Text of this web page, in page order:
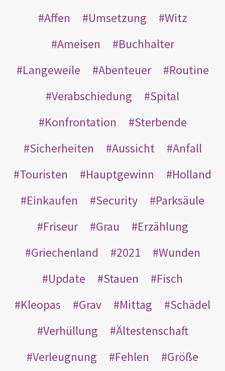
Affen
Umsetzung
Witz
Ameisen
Buchhalter
Langeweile
Abenteuer
Routine
Verabschiedung
Spital
Konfrontation
Sterbende
Sicherheiten
Aussicht
Anfall
Touristen
Hauptgewinn
Holland
Einkaufen
Security
Parksäule
Friseur
Grau
Erzählung
Griechenland
2021
Wunden
Update
Stauen
Fisch
Kleopas
Grav Mittag
Schädel
Verhüllung
Ältestenschaft
Verleugnung
Fehlen
Größe